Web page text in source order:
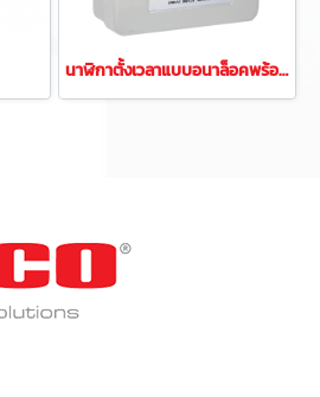
นาฬิกาตั้งเวลาแบบอนาล็อคพร้อมกล่องเหล็ก